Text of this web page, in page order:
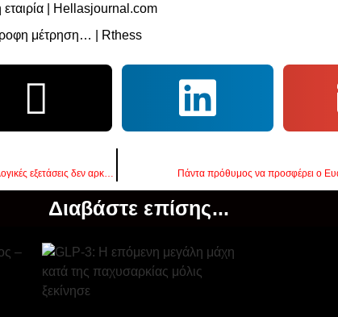
Νεκρά βρέφη στην Αμαλιάδα: Οι τοξικολογικές εξετάσεις δεν αρκούν για ασφαλή συμπεράσματα Πάντα πρόθυμος να προσφέρει ο
Διαβάστε επίσης...